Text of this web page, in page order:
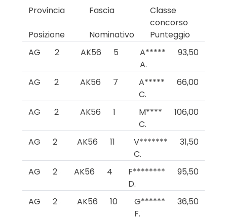
Provincia
Fascia
Classe
concorso
Posizione
Nominativo
Punteggio
AG
2 AK56 5
A*****
A.
93,50
AG 2 AK56 7
A*****
C.
66,00
AG 2 AK56 1
M****
C.
106,00
AG 2 AK56 11
V*******
C.
31,50
AG 2 AK56 4
F********
D.
95,50
AG 2 AK56 10
G******
F.
36,50